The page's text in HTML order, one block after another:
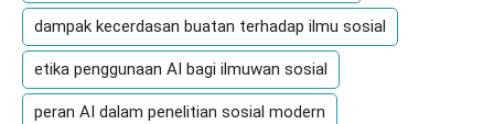
dampak kecerdasan buatan terhadap ilmu sosial
etika penggunaan AI bagi ilmuwan sosial
peran AI dalam penelitian sosial modern